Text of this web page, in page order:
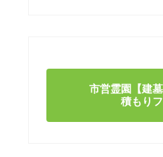
市営霊園【建
積もり